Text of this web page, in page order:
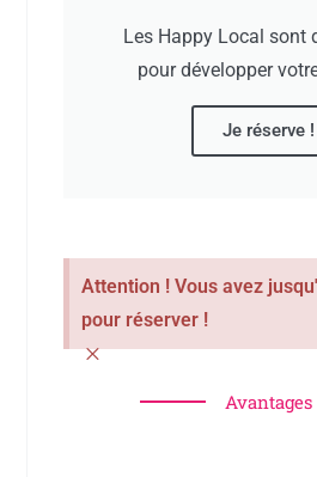
Les Happy Local sont
pour développer
Je réserve !
Attention ! Vous avez
pour réserver !
×
Avantages